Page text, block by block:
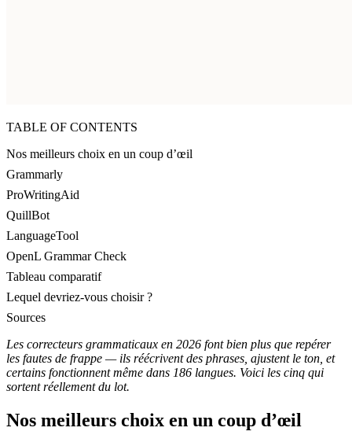
TABLE OF CONTENTS
Nos meilleurs choix en un coup d’œil
Grammarly
ProWritingAid
QuillBot
LanguageTool
OpenL Grammar Check
Tableau comparatif
Lequel devriez-vous choisir ?
Sources
Les correcteurs grammaticaux en 2026 font bien plus que repérer
les fautes de frappe — ils réécrivent des phrases, ajustent le ton, et
certains fonctionnent même dans 186 langues. Voici les cinq qui
sortent réellement du lot.
Nos meilleurs choix en un coup d’œil